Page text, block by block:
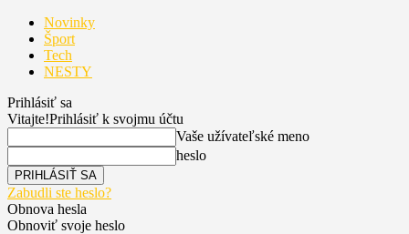
Novinky
Šport
Tech
NESTY
Prihlásiť sa
Vitajte!Prihlásiť k svojmu účtu
Vaše užívateľské meno
heslo
Zabudli ste heslo?
Obnova hesla
Obnoviť svoje heslo